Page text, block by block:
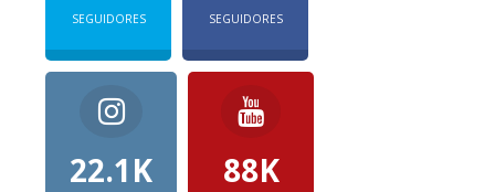
SEGUIDORES SEGUIDORES
22.1K 88K